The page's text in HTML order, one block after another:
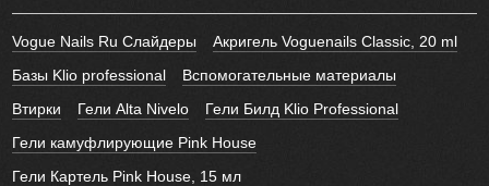
Vogue Nails Ru Слайдеры
Акригель Voguenails Classic, 20 ml
Базы Klio professional
Вспомогательные материалы
Втирки
Гели Alta Nivelo
Гели Билд Klio Professional
Гели камуфлирующие Pink House
Гели Картель Pink House, 15 мл